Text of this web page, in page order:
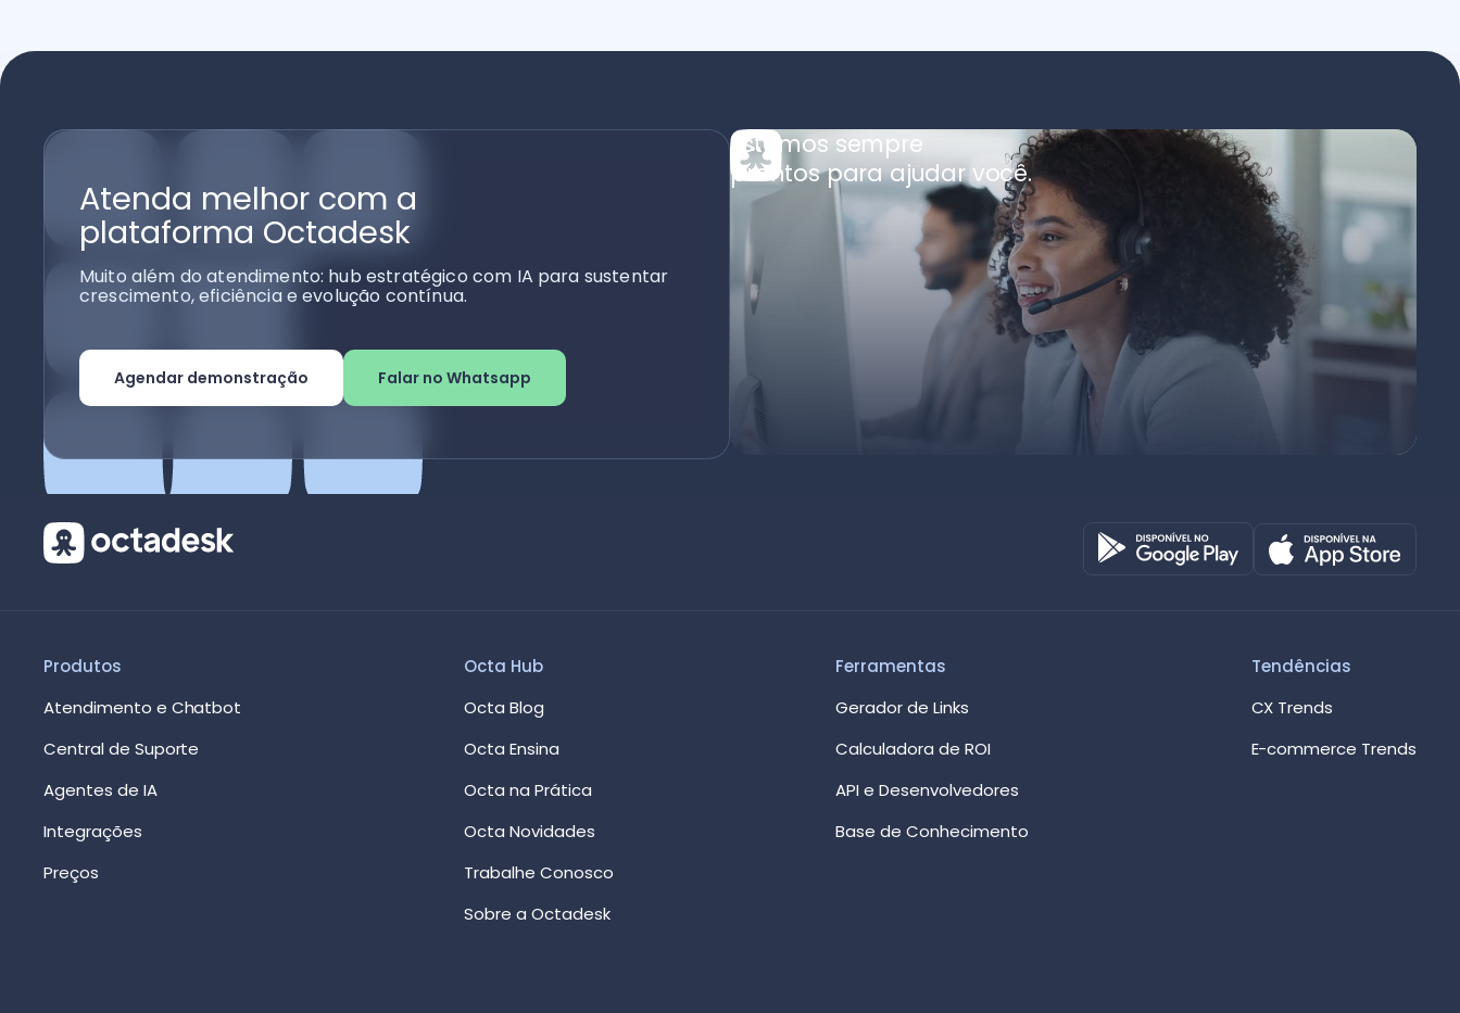
Atenda melhor com a
plataforma Octadesk
Muito além do atendimento: hub estratégico com IA para sustentar
crescimento, eficiência e evolução contínua.
Agendar demonstração Falar no Whatsapp
Estamos sempre
prontos para ajudar você.
Produtos
Atendimento e Chatbot
Central de Suporte
Agentes de IA
Integrações
Preços
Octa Hub
Octa Blog
Octa Ensina
Octa na Prática
Octa Novidades
Trabalhe Conosco
Sobre a Octadesk
Ferramentas
Gerador de Links
Calculadora de ROI
API e Desenvolvedores
Base de Conhecimento
Tendências
CX Trends
E-commerce Trends
Octadesk
Online agora